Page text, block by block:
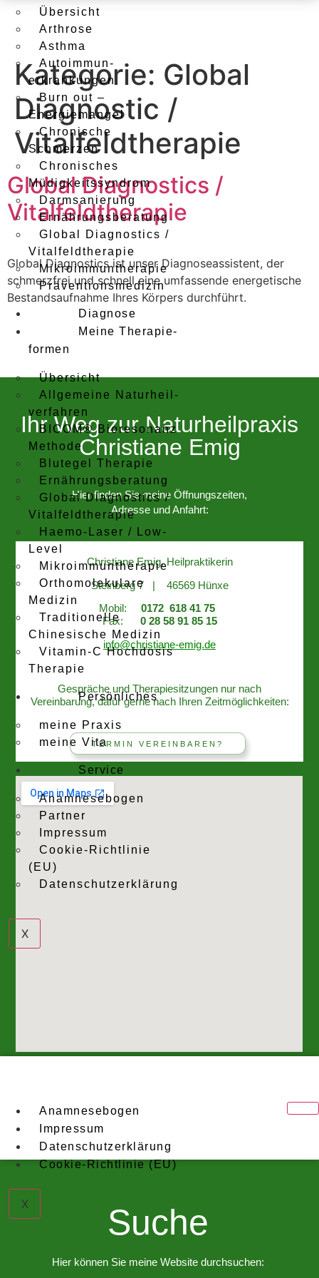
Übersicht
Arthrose
Asthma
Autoimmun­
erkrankungen
Burn out –
Energiemangel
Chronische
Schmerzen
Chronisches
Müdigkeits­syndrom
Darmsanierung
Ernährungs­beratung
Global Diagnostics /
Vitalfeld­therapie
Mikroimmun­therapie
Präventions­medizin
Diagnose
Meine Therapie­
formen
Übersicht
Allgemeine Naturheil­
verfahren
BICOM® Bioresonanz
Methode
Blutegel Therapie
Ernährungs­beratung
Global Diagnostics /
Vitalfeld­therapie
Haemo-Laser / Low-
Level
Mikroimmun­therapie
Ortho­molekulare
Medizin
Traditio­nelle
Chinesische Medizin
Vitamin-C Hochdosis
Therapie
Persönliches
meine Praxis
meine Vita
Service
Anamnesebogen
Partner
Impressum
Cookie-Richtlinie
(EU)
Datenschutzerklärung
X
Kategorie: Global
Diagnostic /
Vitalfeldtherapie
Global Diagnostics /
Vitalfeld­therapie
Global Diagnostics ist unser Diagnoseassistent, der
schmerzfrei und schnell eine umfassende energetische
Bestandsaufnahme Ihres Körpers durchführt.
Ihr Weg zur Naturheilpraxis
Christiane Emig
Hier finden Sie meine Öffnungszeiten,
Adresse und Anfahrt:
Christiane Emig, Heilpraktikerin
Steinberg 7 | 46569 Hünxe
Mobil: 0172 618 41 75
Fax: 0 28 58 91 85 15
info@christiane-emig.de
Gespräche und Therapiesitzungen nur nach
Vereinbarung, dafür gerne nach Ihren Zeitmöglichkeiten:
TERMIN VEREINBAREN?
Anamnesebogen
Impressum
Datenschutzerklärung
Cookie-Richtlinie (EU)
X Suche
Hier können Sie meine Website durchsuchen: